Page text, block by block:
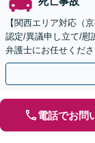
【関西エリア対応（
認定/異議申し立て/慰
弁護士にお任せくだ
電話でお問